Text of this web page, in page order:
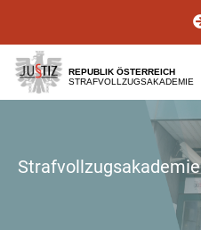
[1]
[2]
[3]
REPUBLIK ÖSTERREICH
STRAFVOLLZUGSAKADEMIE
Strafvollzugsakademie